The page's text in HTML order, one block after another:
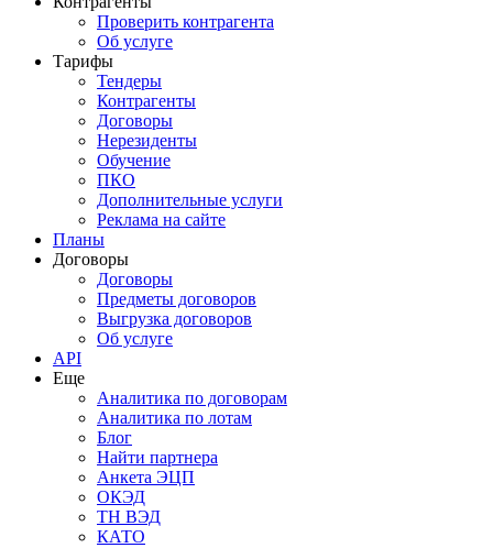
Проверить контрагента
Об услуге
Тарифы
Тендеры
Контрагенты
Договоры
Нерезиденты
Обучение
ПКО
Дополнительные услуги
Реклама на сайте
Планы
Договоры
Договоры
Предметы договоров
Выгрузка договоров
Об услуге
API
Еще
Аналитика по договорам
Аналитика по лотам
Блог
Найти партнера
Анкета ЭЦП
ОКЭД
ТН ВЭД
КАТО